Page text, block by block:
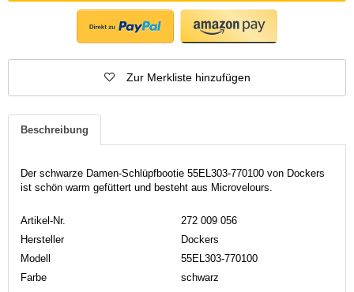
Zur Merkliste hinzufügen
Beschreibung
Der schwarze Damen-Schlüpfbootie 55EL303-770100 von Dockers
ist schön warm gefüttert und besteht aus Microvelours.
Artikel-Nr.
272 009 056
Hersteller
Dockers
Modell
55EL303-770100
Farbe
schwarz